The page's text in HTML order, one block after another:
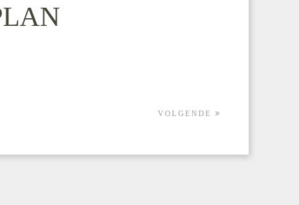
VOLGENDE